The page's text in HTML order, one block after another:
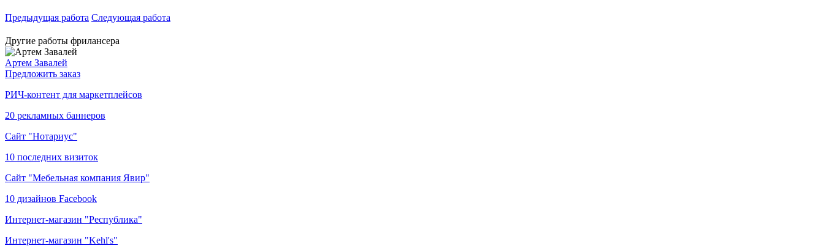
Предыдущая работа Следующая работа
Другие работы фрилансера
Артем Завалей
Предложить заказ
РИЧ-контент для маркетплейсов
20 рекламных баннеров
Сайт "Нотариус"
10 последних визиток
Сайт "Мебельная компания Явир"
10 дизайнов Facebook
Интернет-магазин "Республика"
Интернет-магазин "Kehl's"